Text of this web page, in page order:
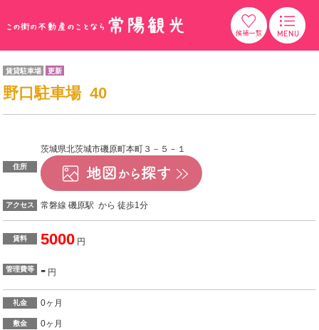
賃貸駐車場 更新
野口駐車場 40
住所
茨城県北茨城市磯原町本町３－５－１
アクセス 常磐線 磯原駅 から 徒歩1分
賃料 5000 円
管理費等 - 円
礼金 0ヶ月
敷金 0ヶ月